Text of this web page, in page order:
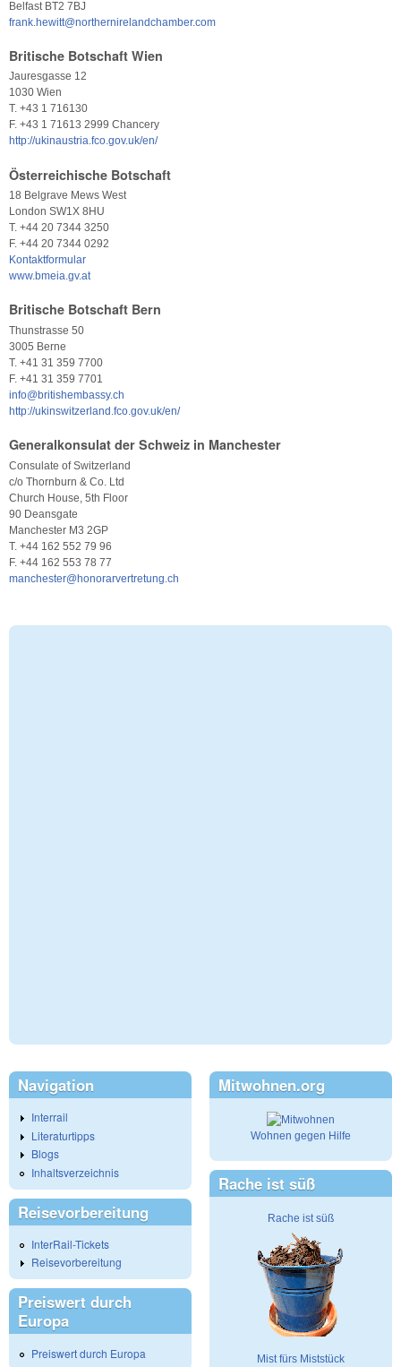
Belfast BT2 7BJ
frank.hewitt@northernirelandchamber.com
Britische Botschaft Wien
Jauresgasse 12
1030 Wien
T. +43 1 716130
F. +43 1 71613 2999 Chancery
http://ukinaustria.fco.gov.uk/en/
Österreichische Botschaft
18 Belgrave Mews West
London SW1X 8HU
T. +44 20 7344 3250
F. +44 20 7344 0292
Kontaktformular
www.bmeia.gv.at
Britische Botschaft Bern
Thunstrasse 50
3005 Berne
T. +41 31 359 7700
F. +41 31 359 7701
info@britishembassy.ch
http://ukinswitzerland.fco.gov.uk/en/
Generalkonsulat der Schweiz in Manchester
Consulate of Switzerland
c/o Thornburn & Co. Ltd
Church House, 5th Floor
90 Deansgate
Manchester M3 2GP
T. +44 162 552 79 96
F. +44 162 553 78 77
manchester@honorarvertretung.ch
Navigation
Interrail
Literaturtipps
Blogs
Inhaltsverzeichnis
Reisevorbereitung
InterRail-Tickets
Reisevorbereitung
Preiswert durch
Europa
Preiswert durch Europa
Mitwohnen.org
Wohnen gegen Hilfe
Rache ist süß
Rache ist süß
Mist fürs Miststück